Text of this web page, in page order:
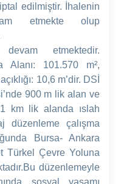
edilmiştir. İhalenin
etmekte olup
devam etmektedir.
Alanı: 101.570 m²,
10,6 m’dir. DSİ
900 m lik alan ve
km lik alanda ıslah
düzenleme çalışma
Bursa- Ankara
Türkel Çevre Yoluna
düzenlemeyle
sosyal yaşamı